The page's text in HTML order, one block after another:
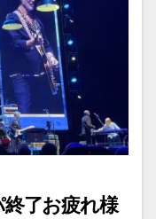
了お疲れ様